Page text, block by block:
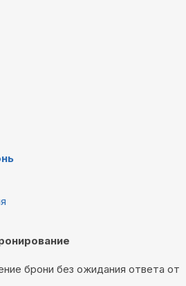
брони без ожидания ответа от